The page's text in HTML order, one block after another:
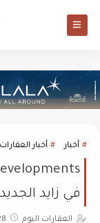
أخبار أخبار
في زايد
العقارات اليوم 28